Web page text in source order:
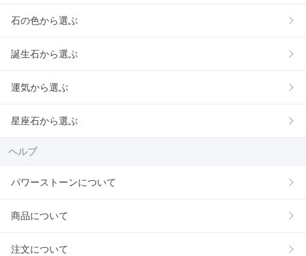
石の色から選ぶ
誕生石から選ぶ
運気から選ぶ
星座石から選ぶ
ヘルプ
パワーストーンについて
商品について
注文について